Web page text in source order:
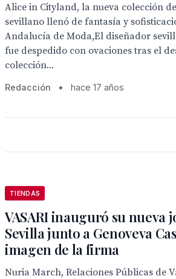
Alice in Cityland, la nueva colección
sevillano llenó de fantasía y
Andalucía de Moda,El diseñador
fue despedido con ovaciones tras el
colección...
Redacción • hace 17 años
TIENDAS
VASARI inauguró su nueva
Sevilla junto a Genoveva
imagen de la firma
Nuria March, Relaciones Públicas de